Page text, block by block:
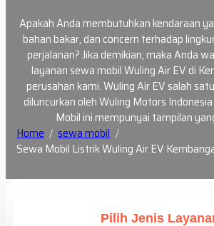
Apakah Anda membutuhkan kendaraan
bahan bakar, dan concern terhadap
perjalanan? Jika demikian, maka Anda
layanan sewa mobil Wuling Air EV di
perusahan kami. Wuling Air EV salah
diluncurkan oleh Wuling Motors
Mobil ini mempunyai tampilan
Home
sewa mobil
Sewa Mobil Listrik Wuling Air EV
Pilih Jenis